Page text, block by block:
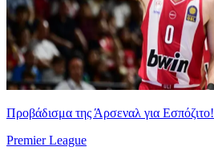
Προβάδισμα της Άρσεναλ για Εσπόζιτο!
Premier League